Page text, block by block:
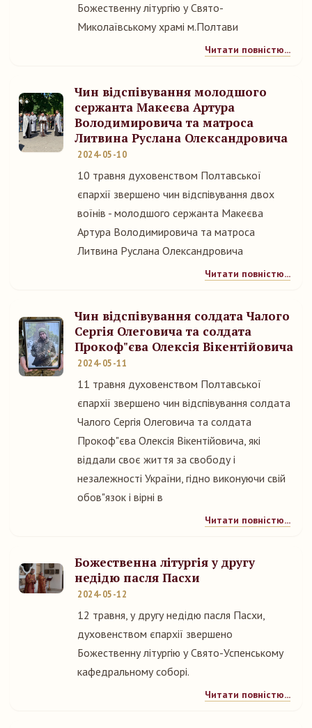
Божественну літургію у Свято-
Миколаївському храмі м.Полтави
Читати повністю...
Чин відспівування молодшого
сержанта Макеєва Артура
Володимировича та матроса
Литвина Руслана Олександровича
2024-05-10
10 травня духовенством Полтавської
єпархії звершено чин відспівування двох
воїнів - молодшого сержанта Макеєва
Артура Володимировича та матроса
Литвина Руслана Олександровича
Читати повністю...
Чин відспівування солдата Чалого
Сергія Олеговича та солдата
Прокоф"єва Олексія Вікентійовича
2024-05-11
11 травня духовенством Полтавської
єпархії звершено чин відспівування солдата
Чалого Сергія Олеговича та солдата
Прокоф"єва Олексія Вікентійовича, які
віддали своє життя за свободу і
незалежності України, гідно виконуючи свій
обов"язок і вірні в
Читати повністю...
Божественна літургія у другу
недідю пасля Пасхи
2024-05-12
12 травня, у другу недідю пасля Пасхи,
духовенством єпархії звершено
Божественну літургію у Свято-Успенському
кафедральному соборі.
Читати повністю...